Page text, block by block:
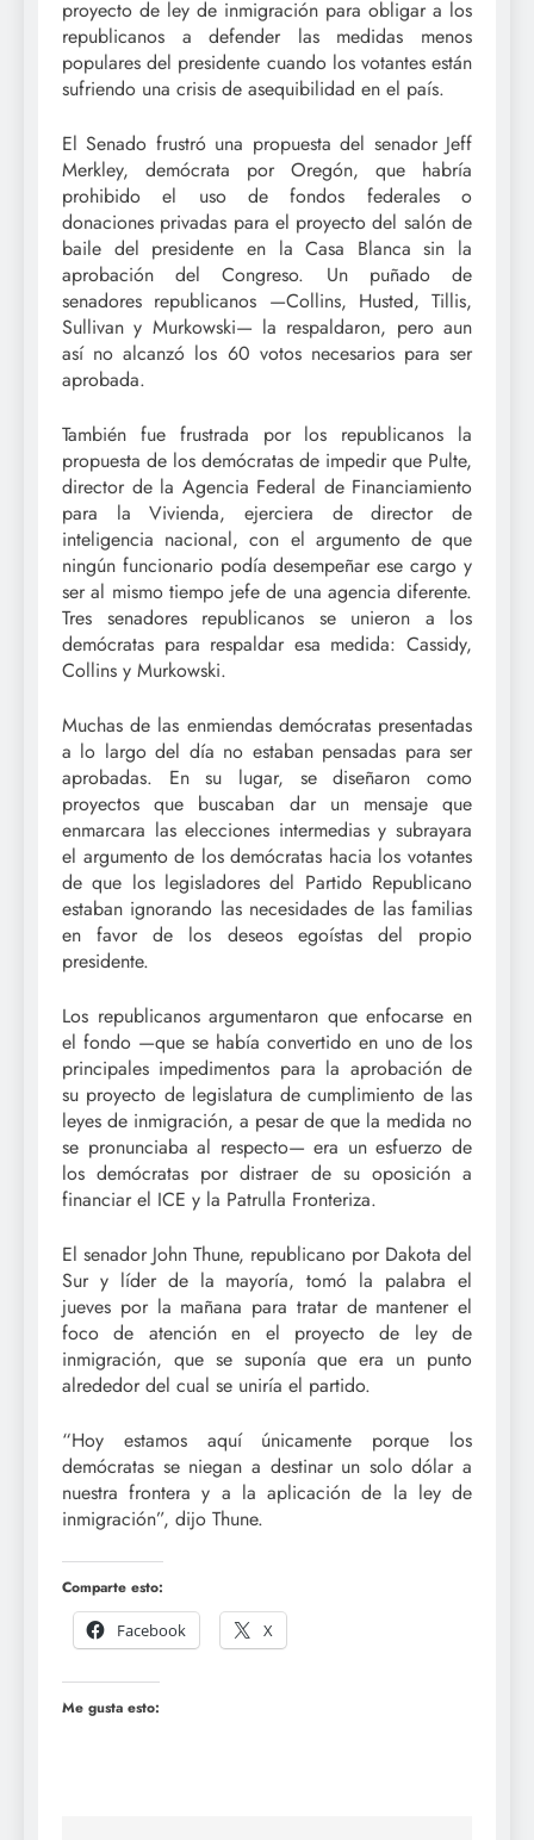
proyecto de ley de inmigración para obligar a los
republicanos a defender las medidas menos
populares del presidente cuando los votantes están
sufriendo una crisis de asequibilidad en el país.
El Senado frustró una propuesta del senador Jeff
Merkley, demócrata por Oregón, que habría
prohibido el uso de fondos federales o
donaciones privadas para el proyecto del salón de
baile del presidente en la Casa Blanca sin la
aprobación del Congreso. Un puñado de
senadores republicanos —Collins, Husted, Tillis,
Sullivan y Murkowski— la respaldaron, pero aun
así no alcanzó los 60 votos necesarios para ser
aprobada.
También fue frustrada por los republicanos la
propuesta de los demócratas de impedir que Pulte,
director de la Agencia Federal de Financiamiento
para la Vivienda, ejerciera de director de
inteligencia nacional, con el argumento de que
ningún funcionario podía desempeñar ese cargo y
ser al mismo tiempo jefe de una agencia diferente.
Tres senadores republicanos se unieron a los
demócratas para respaldar esa medida: Cassidy,
Collins y Murkowski.
Muchas de las enmiendas demócratas presentadas
a lo largo del día no estaban pensadas para ser
aprobadas. En su lugar, se diseñaron como
proyectos que buscaban dar un mensaje que
enmarcara las elecciones intermedias y subrayara
el argumento de los demócratas hacia los votantes
de que los legisladores del Partido Republicano
estaban ignorando las necesidades de las familias
en favor de los deseos egoístas del propio
presidente.
Los republicanos argumentaron que enfocarse en
el fondo —que se había convertido en uno de los
principales impedimentos para la aprobación de
su proyecto de legislatura de cumplimiento de las
leyes de inmigración, a pesar de que la medida no
se pronunciaba al respecto— era un esfuerzo de
los demócratas por distraer de su oposición a
financiar el ICE y la Patrulla Fronteriza.
El senador John Thune, republicano por Dakota del
Sur y líder de la mayoría, tomó la palabra el
jueves por la mañana para tratar de mantener el
foco de atención en el proyecto de ley de
inmigración, que se suponía que era un punto
alrededor del cual se uniría el partido.
“Hoy estamos aquí únicamente porque los
demócratas se niegan a destinar un solo dólar a
nuestra frontera y a la aplicación de la ley de
inmigración”, dijo Thune.
Comparte esto:
Facebook
X
Me gusta esto: